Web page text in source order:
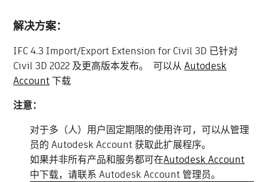
解决方案：
IFC 4.3 Import/Export Extension for Civil 3D 已针对
Civil 3D 2022 及更高版本发布。 可以从Autodesk
Account下载
注意：
对于多（人）用户固定期限的使用许可，可以从管理
员的 Autodesk Account 获取此扩展程序。
如果并非所有产品和服务都可在Autodesk Account
中下载，请联系 Autodesk Account 管理员。